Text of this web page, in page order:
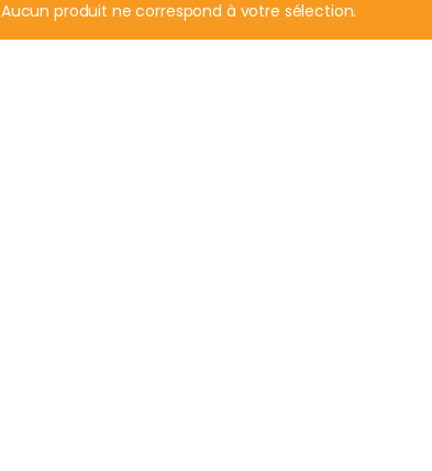
Aucun produit ne correspond à votre sélection.